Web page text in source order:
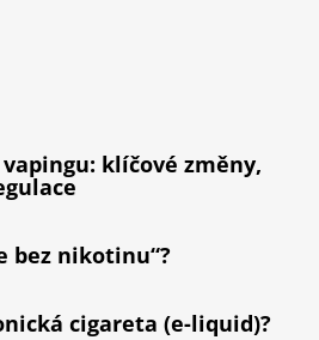
vapingu: klíčové změny,
bez nikotinu“?
cigareta (e-liquid)?